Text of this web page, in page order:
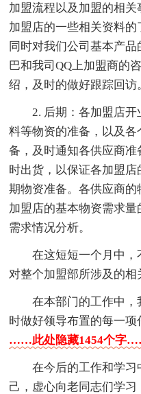
加盟流程以及加盟的相
加盟店的一些相关资料
同时对我们公司基本产
巴和我司QQ上加盟商的
绍，及时的做好跟踪回访
2. 后期：各加盟店
料等物资的准备，以及
备，及时通知各供应商
时出货，以保证各加盟
期物资准备。各供应商
加盟店的基本物资需求
需求情况分析。
在这短短一个月中
对整个加盟部所涉及的相
在本部门的工作中，
时做好领导布置的每一
……此处隐藏1454个字
在今后的工作和学习
己，虚心向老同志们学